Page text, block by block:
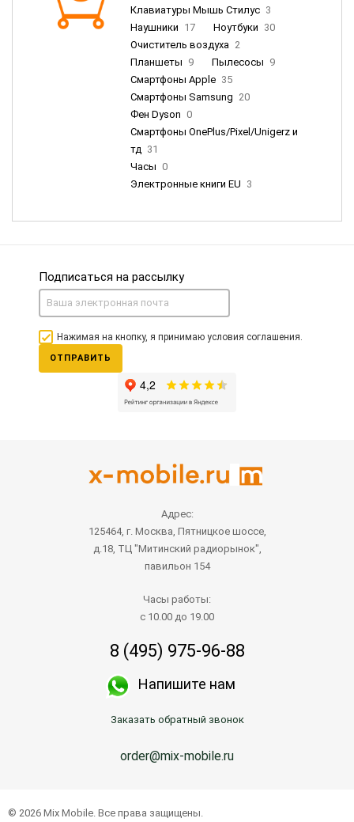
Клавиатуры Мышь Стилус 3
Наушники 17 Ноутбуки 30
Очиститель воздуха 2
Планшеты 9 Пылесосы 9
Смартфоны Apple 35
Смартфоны Samsung 20
Фен Dyson 0
Смартфоны OnePlus/Pixel/Unigerz и
тд 31
Часы 0
Электронные книги EU 3
Подписаться на рассылку
Нажимая на кнопку, я принимаю условия соглашения.
ОТПРАВИТЬ
Адрес:
125464, г. Москва, Пятницкое шоссе,
д.18, ТЦ "Митинский радиорынок",
павильон 154
Часы работы:
с 10.00 до 19.00
8 (495) 975-96-88
Напишите нам
Заказать обратный звонок
order@mix-mobile.ru
© 2026 Mix Mobile. Все права защищены.